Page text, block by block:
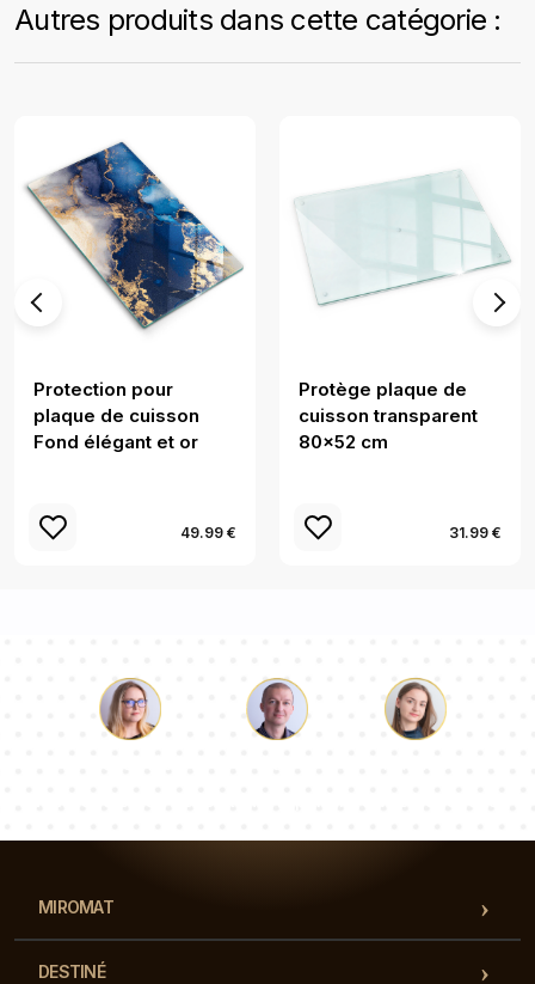
Autres produits dans cette catégorie :
Protection pour
plaque de cuisson
Fond élégant et or
49.99 €
Protège plaque de
cuisson transparent
80x52 cm
31.99 €
MIROMAT
DESTINÉ